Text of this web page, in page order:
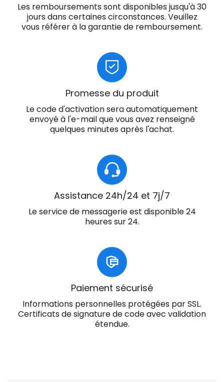
Les remboursements sont disponibles jusqu'à 30
jours dans certaines circonstances. Veuillez
vous référer à la garantie de remboursement.
Promesse du produit
Le code d'activation sera automatiquement
envoyé à l'e-mail que vous avez renseigné
quelques minutes après l'achat.
Assistance 24h/24 et 7j/7
Le service de messagerie est disponible 24
heures sur 24.
Paiement sécurisé
Informations personnelles protégées par SSL.
Certificats de signature de code avec validation
étendue.